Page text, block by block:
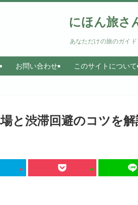
にほん旅さ
あなただけの旅のガイド
お問い合わせ このサイトについて
と渋滞回避のコツを解